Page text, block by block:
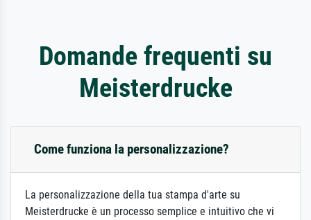
Domande frequenti su
Meisterdrucke
Come funziona la personalizzazione?
La personalizzazione della tua stampa d'arte su
Meisterdrucke è un processo semplice e intuitivo che vi